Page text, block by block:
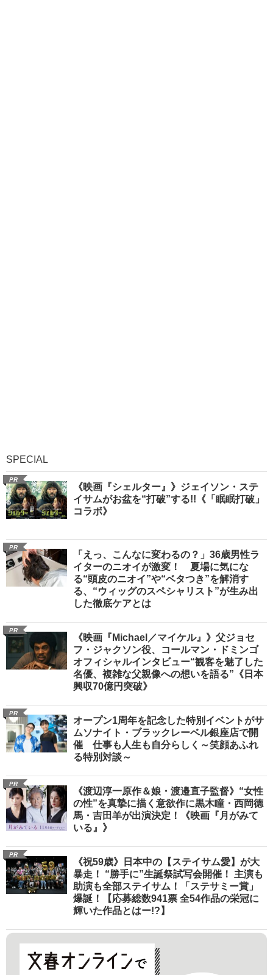
SPECIAL
PR
《映画『シェルター』》ジェイソン・ステ
イサムがお盆を“打破”する!!《「眠眠打破」
コラボ》
PR
「えっ、こんなに変わるの？」36歳男性ラ
イターのニオイが激変！ 夏場に気にな
る“頭皮のニオイ”や“ベタつき”を解消す
る、“ウィッグのスペシャリスト”が生み出
した徹底ケアとは
PR
《映画『Michael／マイケル』》父ジョセ
フ・ジャクソン役、コールマン・ドミンゴ
オフィシャルインタビュー“観客を魅了した
名優、複雑な父親像への想いを語る”《日本
興収70億円突破》
PR
オープン1周年を記念した特別イベントがサ
ムソナイト・ブラックレーベル銀座店で開
催 仕事も人生も自分らしく～笑顔あふれ
る特別対談～
PR
《渡辺淳一原作＆娘・渡邉直子監督》“女性
の性”を真摯に描く意欲作に黒木瞳・西岡德
馬・吉田羊が出演決定！《映画『月がみて
いる』》
PR
《祝59歳》日本中の【ステイサム愛】が大
暴走！ “勝手に”生誕祭試写会開催！ 主演も
助演も全部ステイサム！「ステサミー賞」
爆誕！【応募総数941票 全54作品の栄冠に
輝いた作品とはー!?】